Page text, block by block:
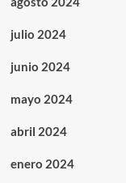
julio 2024
junio 2024
mayo 2024
abril 2024
enero 2024